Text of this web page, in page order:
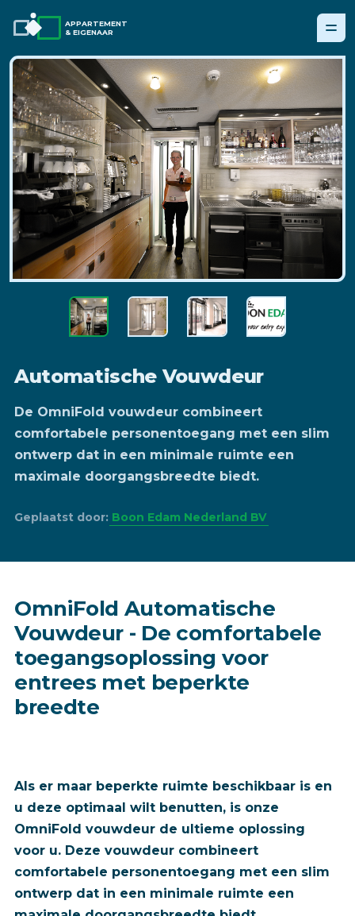
APPARTEMENT
& EIGENAAR
Automatische Vouwdeur
De OmniFold vouwdeur combineert
comfortabele personentoegang met een slim
ontwerp dat in een minimale ruimte een
maximale doorgangsbreedte biedt.
Geplaatst door: Boon Edam Nederland BV
OmniFold Automatische
Vouwdeur - De comfortabele
toegangsoplossing voor
entrees met beperkte
breedte
Als er maar beperkte ruimte beschikbaar is en
u deze optimaal wilt benutten, is onze
OmniFold vouwdeur de ultieme oplossing
voor u. Deze vouwdeur combineert
comfortabele personentoegang met een slim
ontwerp dat in een minimale ruimte een